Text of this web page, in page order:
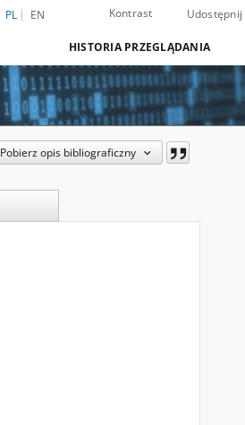
PL EN Kontrast Udostępnij
HISTORIA PRZEGLĄDANIA
Pobierz opis bibliograficzny